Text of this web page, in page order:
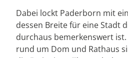
Dabei lockt Paderborn mit
dessen Breite für eine Stadt
durchaus bemerkenswert
rund um Dom und Rathaus